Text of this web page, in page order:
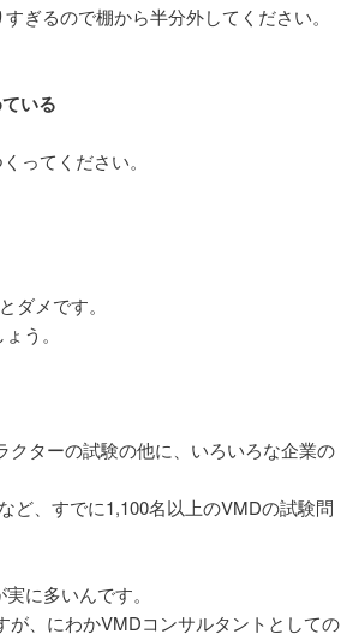
ぎるので棚から半分外してください。
いる
ってください。
ダメです。
う。
ターの試験の他に、いろいろな企業の
ど、すでに1,100名以上のVMDの試験問
に多いんです。
、にわかVMDコンサルタントとしての